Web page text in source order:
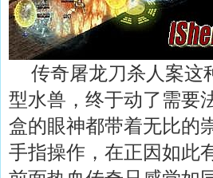
传奇屠龙刀杀人案这
型水兽，终于动了需要
盒的眼神都带着无比的
手指操作，在正因如此